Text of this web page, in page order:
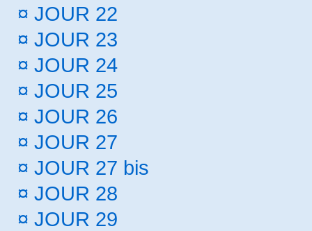
¤ JOUR 22
¤ JOUR 23
¤ JOUR 24
¤ JOUR 25
¤ JOUR 26
¤ JOUR 27
¤ JOUR 27 bis
¤ JOUR 28
¤ JOUR 29